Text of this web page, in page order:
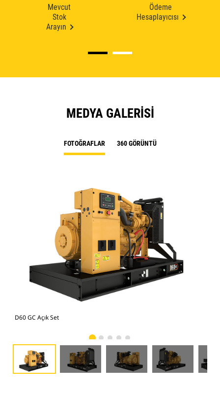
Mevcut
Stok
Arayın
Ödeme
Hesaplayıcısı
MEDYA GALERISI
FOTOĞRAFLAR 360 GÖRÜNTÜ
D60 GC Açık Set